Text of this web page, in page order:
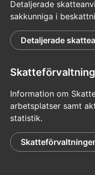
Detaljerade
sakkunniga i
Detaljerade
Information om
arbetsplatser samt
statistik.